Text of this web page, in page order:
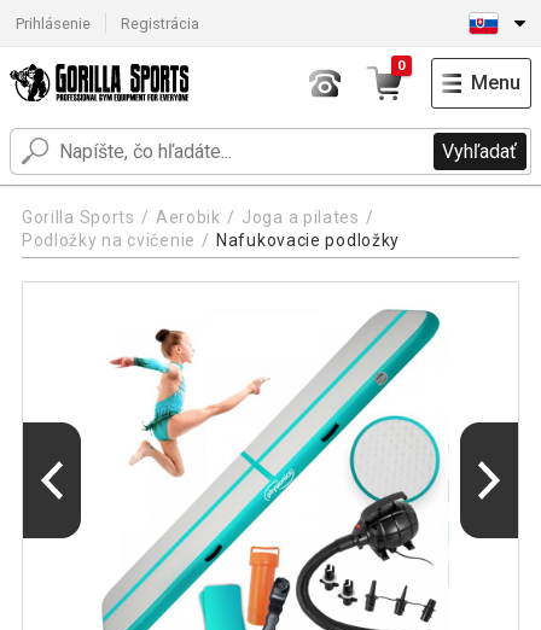
Prihlásenie Registrácia
Vyhľadať
0
Menu
Gorilla Sports Aerobik
Joga a pilates
Podložky na cvičenie
Nafukovacie podložky